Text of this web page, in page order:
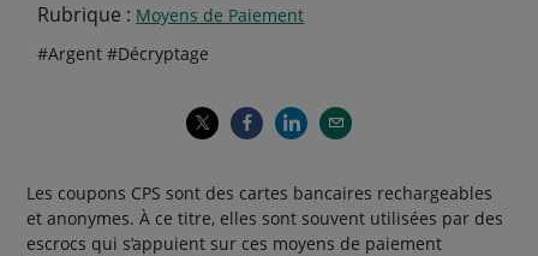
Rubrique : Moyens de Paiement
Thématiques
hashtag
#Argenthashtag
#Décryptage
Les coupons CPS sont des cartes bancaires rechargeables
et anonymes. À ce titre, elles sont souvent utilisées par des
escrocs qui s’appuient sur ces moyens de paiement